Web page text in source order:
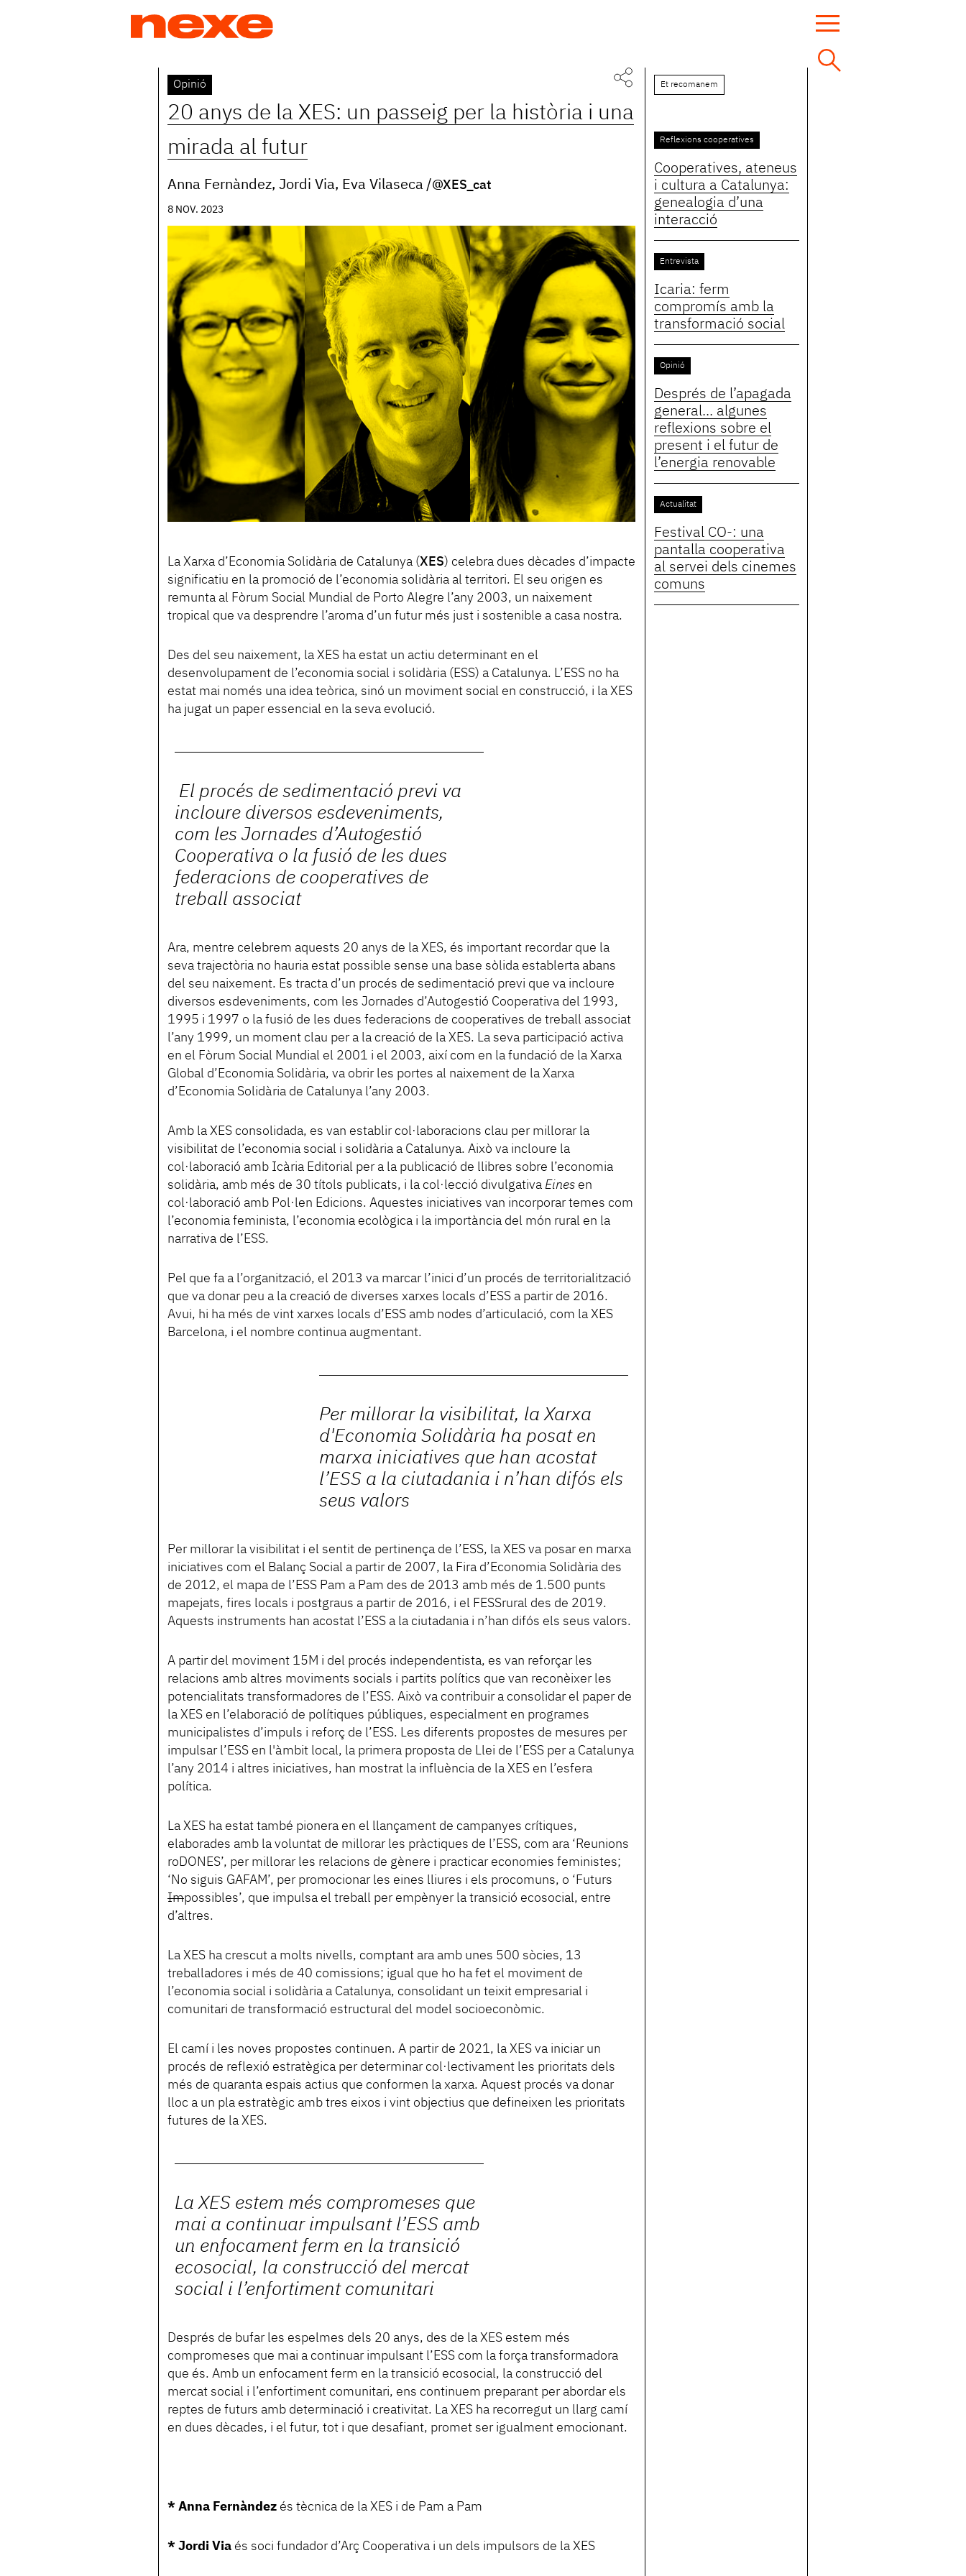
Back
to
top
Opinió
20 anys de la XES: un passeig per la història i una
mirada al futur
Anna Fernàndez, Jordi Via, Eva Vilaseca @XES_cat
8 NOV. 2023
La Xarxa d’Economia Solidària de Catalunya (XES) celebra dues dècades d’impacte
significatiu en la promoció de l’economia solidària al territori. El seu origen es
remunta al Fòrum Social Mundial de Porto Alegre l’any 2003, un naixement
tropical que va desprendre l’aroma d’un futur més just i sostenible a casa nostra.
Des del seu naixement, la XES ha estat un actiu determinant en el
desenvolupament de l’economia social i solidària (ESS) a Catalunya. L’ESS no ha
estat mai només una idea teòrica, sinó un moviment social en construcció, i la XES
ha jugat un paper essencial en la seva evolució.
El procés de sedimentació previ va
incloure diversos esdeveniments,
com les Jornades d’Autogestió
Cooperativa o la fusió de les dues
federacions de cooperatives de
treball associat
Ara, mentre celebrem aquests 20 anys de la XES, és important recordar que la
seva trajectòria no hauria estat possible sense una base sòlida establerta abans
del seu naixement. Es tracta d’un procés de sedimentació previ que va incloure
diversos esdeveniments, com les Jornades d’Autogestió Cooperativa del 1993,
1995 i 1997 o la fusió de les dues federacions de cooperatives de treball associat
l’any 1999, un moment clau per a la creació de la XES. La seva participació activa
en el Fòrum Social Mundial el 2001 i el 2003, així com en la fundació de la Xarxa
Global d’Economia Solidària, va obrir les portes al naixement de la Xarxa
d’Economia Solidària de Catalunya l’any 2003.
Amb la XES consolidada, es van establir col·laboracions clau per millorar la
visibilitat de l’economia social i solidària a Catalunya. Això va incloure la
col·laboració amb Icària Editorial per a la publicació de llibres sobre l’economia
solidària, amb més de 30 títols publicats, i la col·lecció divulgativa Eines en
col·laboració amb Pol·len Edicions. Aquestes iniciatives van incorporar temes com
l’economia feminista, l’economia ecològica i la importància del món rural en la
narrativa de l’ESS.
Pel que fa a l’organització, el 2013 va marcar l’inici d’un procés de territorialització
que va donar peu a la creació de diverses xarxes locals d’ESS a partir de 2016.
Avui, hi ha més de vint xarxes locals d’ESS amb nodes d’articulació, com la XES
Barcelona, i el nombre continua augmentant.
Per millorar la visibilitat, la Xarxa
d'Economia Solidària ha posat en
marxa iniciatives que han acostat
l’ESS a la ciutadania i n’han difós els
seus valors
Per millorar la visibilitat i el sentit de pertinença de l’ESS, la XES va posar en marxa
iniciatives com el Balanç Social a partir de 2007, la Fira d’Economia Solidària des
de 2012, el mapa de l’ESS Pam a Pam des de 2013 amb més de 1.500 punts
mapejats, fires locals i postgraus a partir de 2016, i el FESSrural des de 2019.
Aquests instruments han acostat l’ESS a la ciutadania i n’han difós els seus valors.
A partir del moviment 15M i del procés independentista, es van reforçar les
relacions amb altres moviments socials i partits polítics que van reconèixer les
potencialitats transformadores de l’ESS. Això va contribuir a consolidar el paper de
la XES en l’elaboració de polítiques públiques, especialment en programes
municipalistes d’impuls i reforç de l’ESS. Les diferents propostes de mesures per
impulsar l’ESS en l'àmbit local, la primera proposta de Llei de l’ESS per a Catalunya
l’any 2014 i altres iniciatives, han mostrat la influència de la XES en l’esfera
política.
La XES ha estat també pionera en el llançament de campanyes crítiques,
elaborades amb la voluntat de millorar les pràctiques de l’ESS, com ara ‘Reunions
roDONES’, per millorar les relacions de gènere i practicar economies feministes;
‘No siguis GAFAM’, per promocionar les eines lliures i els procomuns, o ‘Futurs
Impossibles’, que impulsa el treball per empènyer la transició ecosocial, entre
d’altres.
La XES ha crescut a molts nivells, comptant ara amb unes 500 sòcies, 13
treballadores i més de 40 comissions; igual que ho ha fet el moviment de
l’economia social i solidària a Catalunya, consolidant un teixit empresarial i
comunitari de transformació estructural del model socioeconòmic.
El camí i les noves propostes continuen. A partir de 2021, la XES va iniciar un
procés de reflexió estratègica per determinar col·lectivament les prioritats dels
més de quaranta espais actius que conformen la xarxa. Aquest procés va donar
lloc a un pla estratègic amb tres eixos i vint objectius que defineixen les prioritats
futures de la XES.
La XES estem més compromeses que
mai a continuar impulsant l’ESS amb
un enfocament ferm en la transició
ecosocial, la construcció del mercat
social i l’enfortiment comunitari
Després de bufar les espelmes dels 20 anys, des de la XES estem més
compromeses que mai a continuar impulsant l’ESS com la força transformadora
que és. Amb un enfocament ferm en la transició ecosocial, la construcció del
mercat social i l’enfortiment comunitari, ens continuem preparant per abordar els
reptes de futurs amb determinació i creativitat. La XES ha recorregut un llarg camí
en dues dècades, i el futur, tot i que desafiant, promet ser igualment emocionant.
* Anna Fernàndez és tècnica de la XES i de Pam a Pam
* Jordi Via és soci fundador d’Arç Cooperativa i un dels impulsors de la XES
Et recomanem
Reflexions cooperatives
Cooperatives, ateneus
i cultura a Catalunya:
genealogia d’una
interacció
Entrevista
Icaria: ferm
compromís amb la
transformació social
Opinió
Després de l’apagada
general... algunes
reflexions sobre el
present i el futur de
l’energia renovable
Actualitat
Festival CO-: una
pantalla cooperativa
al servei dels cinemes
comuns